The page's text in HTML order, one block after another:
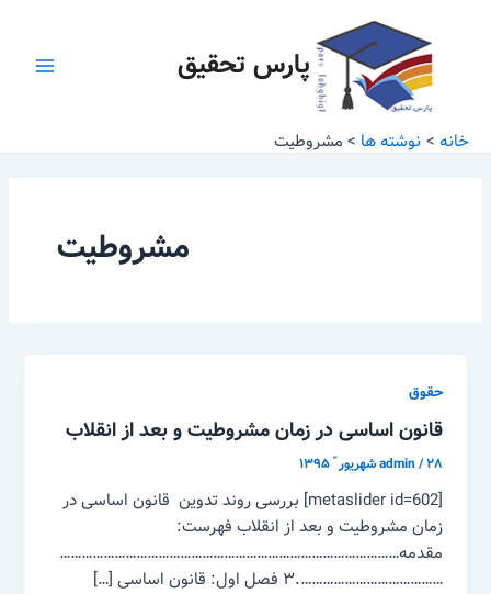
پارس تحقیق
خانه نوشته ها مشروطیت
مشروطیت
حقوق
قانون اساسی در زمان مشروطیت و بعد از انقلاب
admin/۲۸ شهریور ّ ۱۳۹۵
[metaslider id=602] بررسی روند تدوین قانون اساسی در
زمان مشروطیت و بعد از انقلاب فهرست:
مقدمه…………………………………………………………………………………
………………………………….۳ فصل اول: قانون اساسی […]